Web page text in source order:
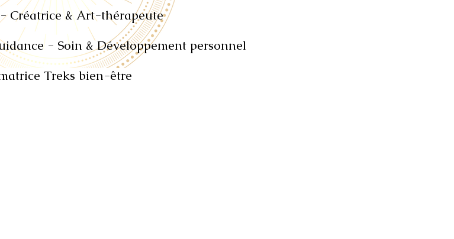
Créatrice & Art-thérapeute
- Soin & Développement personnel
Treks bien-être